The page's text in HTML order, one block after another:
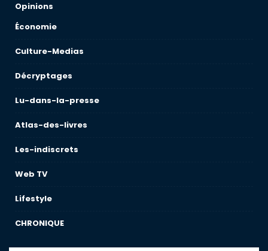
Opinions
Économie
Culture-Medias
Décryptages
Lu-dans-la-presse
Atlas-des-livres
Les-indiscrets
Web TV
Lifestyle
CHRONIQUE